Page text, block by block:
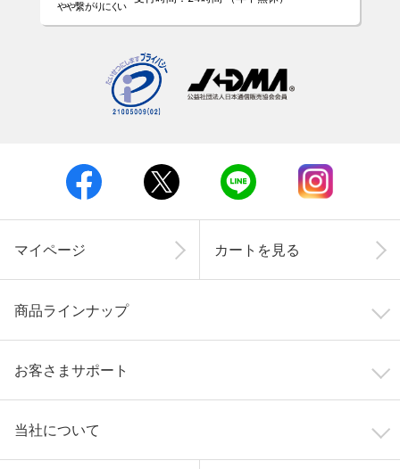
マイページ カートを見る
商品ラインナップ
お客さまサポート
当社について